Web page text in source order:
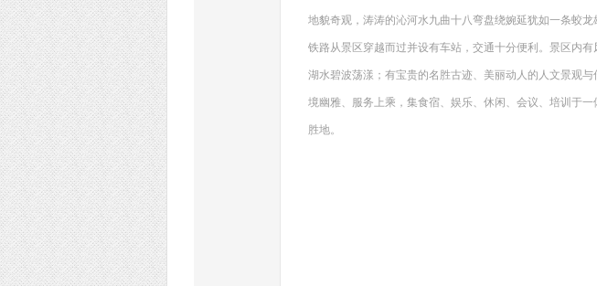
地貌奇观，涛涛的沁河水九曲十八弯盘绕婉延犹如一条蛟
铁路从景区穿越而过并设有车站，交通十分便利。景区内
湖水碧波荡漾；有宝贵的名胜古迹、美丽动人的人文景观
境幽雅、服务上乘，集食宿、娱乐、休闲、会议、培训于
胜地。